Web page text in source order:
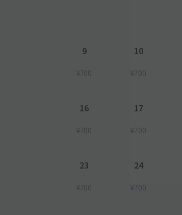
9
¥700
10
¥700
16
¥700
17
¥700
23
¥700
24
¥700